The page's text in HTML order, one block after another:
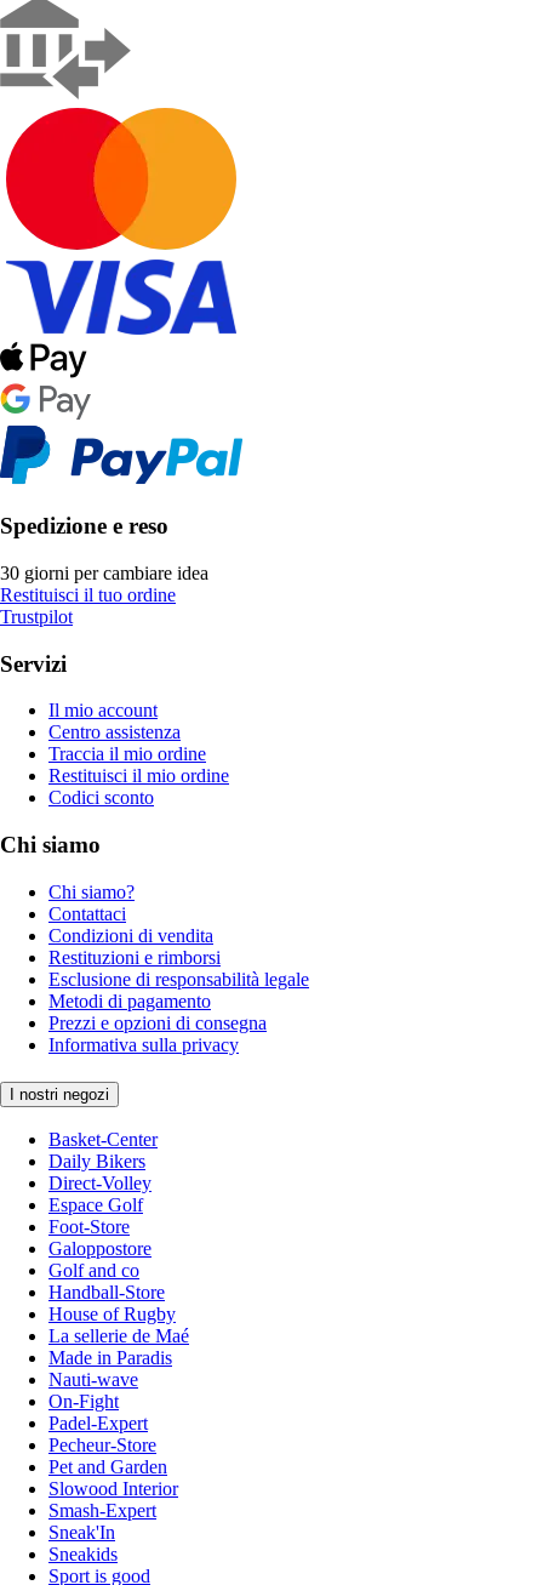
Spedizione e reso
30 giorni per cambiare idea
Restituisci il tuo ordine
Trustpilot
Servizi
Il mio account
Centro assistenza
Traccia il mio ordine
Restituisci il mio ordine
Codici sconto
Chi siamo
Chi siamo?
Contattaci
Condizioni di vendita
Restituzioni e rimborsi
Esclusione di responsabilità legale
Metodi di pagamento
Prezzi e opzioni di consegna
Informativa sulla privacy
I nostri negozi
Basket-Center
Daily Bikers
Direct-Volley
Espace Golf
Foot-Store
Galoppostore
Golf and co
Handball-Store
House of Rugby
La sellerie de Maé
Made in Paradis
Nauti-wave
On-Fight
Padel-Expert
Pecheur-Store
Pet and Garden
Slowood Interior
Smash-Expert
Sneak'In
Sneakids
Sport is good